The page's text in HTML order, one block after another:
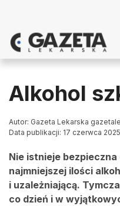
Alkohol
Autor: Gazeta Lekarska
Data publikacji: 17 czerwca 2025
Nie istnieje
najmniejszej ilości
i uzależniającą.
co dzień i w